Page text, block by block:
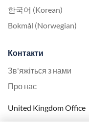
한국어 (Korean)
Bokmål (Norwegian)
Контакти
Зв'яжіться з нами
Про нас
United Kingdom Office